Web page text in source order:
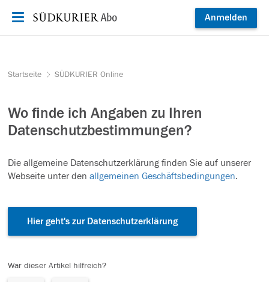
Anmelden
Startseite SÜDKURIER Online
Wo finde ich Angaben zu Ihren
Datenschutzbestimmungen?
Die allgemeine Datenschutzerklärung finden Sie auf unserer
Webseite unter den allgemeinen Geschäftsbedingungen.
Hier geht's zur Datenschutzerklärung
War dieser Artikel hilfreich?